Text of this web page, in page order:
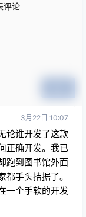
评论
3月22日 10:07
论谁开发了这款
正确开发。我已
跑到图书馆外面
手头拮据了。
一个手软的开发